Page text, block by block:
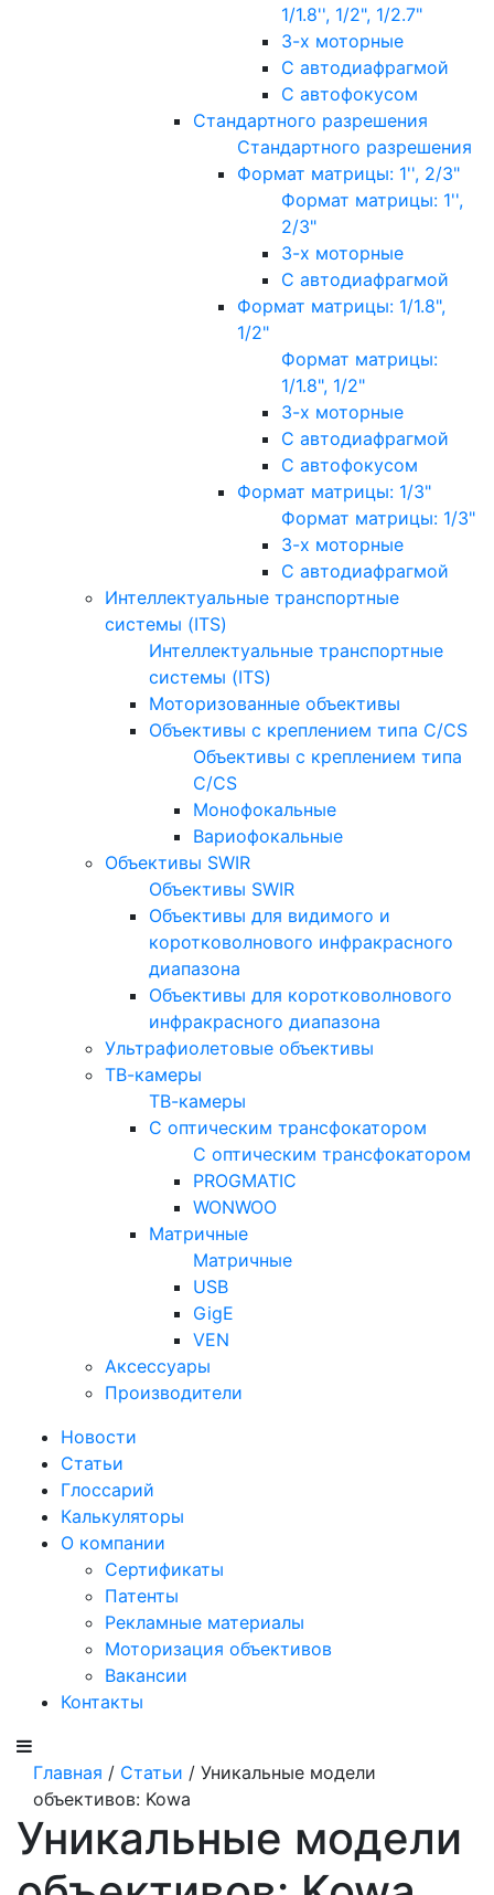
1/1.8'', 1/2", 1/2.7"
3-х моторные
С автодиафрагмой
С автофокусом
Стандартного разрешения
Стандартного разрешения
Формат матрицы: 1'', 2/3"
Формат матрицы: 1'',
2/3"
3-х моторные
С автодиафрагмой
Формат матрицы: 1/1.8",
1/2"
Формат матрицы:
1/1.8", 1/2"
3-х моторные
С автодиафрагмой
С автофокусом
Формат матрицы: 1/3"
Формат матрицы: 1/3"
3-х моторные
С автодиафрагмой
Интеллектуальные транспортные
системы (ITS)
Интеллектуальные транспортные
системы (ITS)
Моторизованные объективы
Объективы с креплением типа C/CS
Объективы с креплением типа
C/CS
Монофокальные
Вариофокальные
Объективы SWIR
Объективы SWIR
Объективы для видимого и
коротковолнового инфракрасного
диапазона
Объективы для коротковолнового
инфракрасного диапазона
Ультрафиолетовые объективы
ТВ-камеры
ТВ-камеры
С оптическим трансфокатором
С оптическим трансфокатором
PROGMATIC
WONWOO
Матричные
Матричные
USB
GigE
VEN
Аксессуары
Производители
Новости
Статьи
Глоссарий
Калькуляторы
О компании
Сертификаты
Патенты
Рекламные материалы
Моторизация объективов
Вакансии
Контакты
Главная / Статьи / Уникальные модели
объективов: Kowa
Уникальные модели